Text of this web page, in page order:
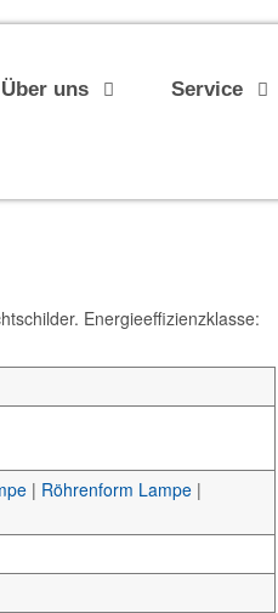
Über uns Service
Energieeffizienzklasse:
| Röhrenform Lampe |